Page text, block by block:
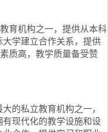
育机构之一，提供从本科
学建立合作关系，提供
质高，教学质量备受赞
的私立教育机构之一，
现代化的教学设施和设